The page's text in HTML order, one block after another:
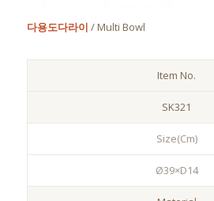
다용도다라이 / Multi Bowl
Item No.
SK321
Size(Cm)
Ø39×D14